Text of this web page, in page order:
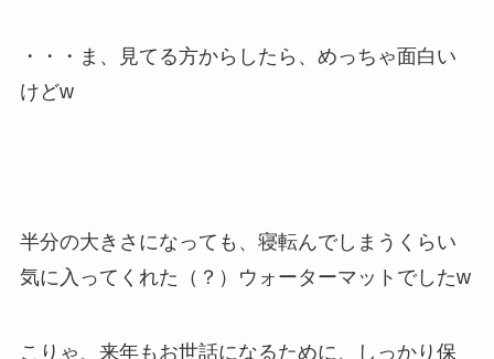
・・・ま、見てる方からしたら、めっちゃ面白い
けどw
半分の大きさになっても、寝転んでしまうくらい
気に入ってくれた（？）ウォーターマットでしたw
こりゃ、来年もお世話になるために、しっかり保